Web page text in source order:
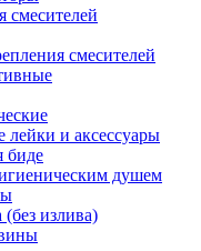
смесителей
смесителей
лейки и аксессуары
биде
душем
излива)